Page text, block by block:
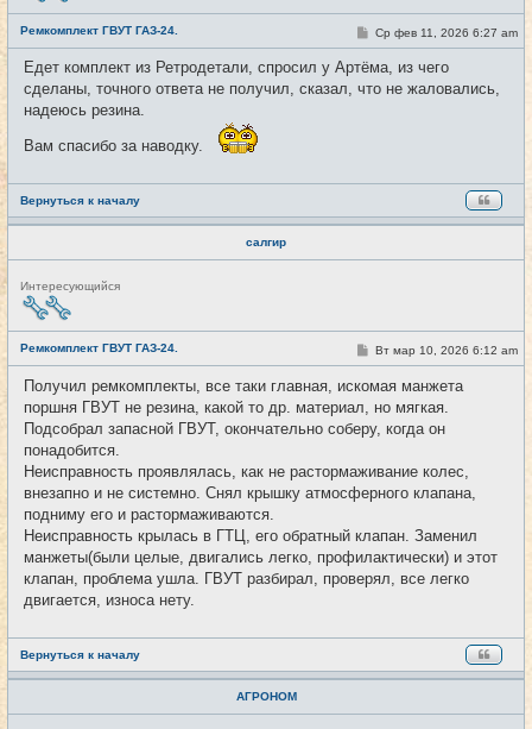
т
и
Ремкомплект ГВУТ ГАЗ-24. #3
С
о
б
щ
Ср фев 11, 2026 6:27 am
Едет комплект из Ретродетали, спросил у Артёма, из чего
сделаны, точного ответа не получил, сказал, что не жаловались,
надеюсь резина.
Вам спасибо за наводку.
Вернуться к началу
салгир
Н
е
т
и
Интересующийся
Ремкомплект ГВУТ ГАЗ-24. #4
С
о
б
щ
н
Вт мар 10, 2026 6:12 am
Получил ремкомплекты, все таки главная, искомая манжета
поршня ГВУТ не резина, какой то др. материал, но мягкая.
Подсобрал запасной ГВУТ, окончательно соберу, когда он
понадобится.
Неисправность проявлялась, как не растормаживание колес,
внезапно и не системно. Снял крышку атмосферного клапана,
подниму его и растормаживаются.
Неисправность крылась в ГТЦ, его обратный клапан. Заменил
манжеты(были целые, двигались легко, профилактически) и этот
клапан, проблема ушла. ГВУТ разбирал, проверял, все легко
двигается, износа нету.
Вернуться к началу
АГРОНОМ